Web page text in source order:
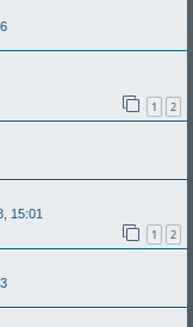
1 2
15:01
1 2